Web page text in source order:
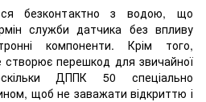
безконтактно з водою, що
служби датчика без впливу
компоненти. Крім того,
перешкод для звичайної
ДППК 50 спеціально
щоб не заважати відкриттю і